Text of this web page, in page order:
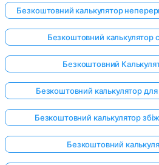
Безкоштовний калькулятор
Безкоштовний калькулятор
Безкоштовний
Безкоштовний калькулятор для
Безкоштовний калькулятор
Безкоштовний